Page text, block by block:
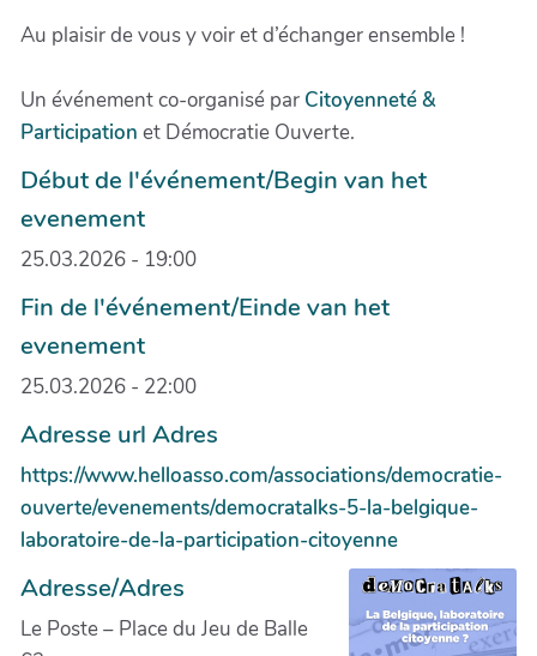
Au plaisir de vous y voir et d’échanger ensemble !
Un événement co-organisé par Citoyenneté &
Participation et Démocratie Ouverte.
Début de l'événement/Begin van het
evenement
25.03.2026 - 19:00
Fin de l'événement/Einde van het
evenement
25.03.2026 - 22:00
Adresse url Adres
https://www.helloasso.com/associations/democratie-
ouverte/evenements/democratalks-5-la-belgique-
laboratoire-de-la-participation-citoyenne
Adresse/Adres
Le Poste – Place du Jeu de Balle